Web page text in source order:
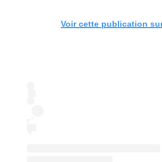
Voir cette publication